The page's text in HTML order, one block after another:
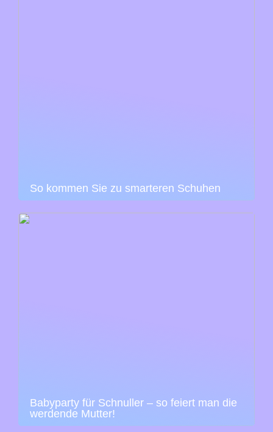
So kommen Sie zu smarteren Schuhen
Babyparty für Schnuller – so feiert man die
werdende Mutter!